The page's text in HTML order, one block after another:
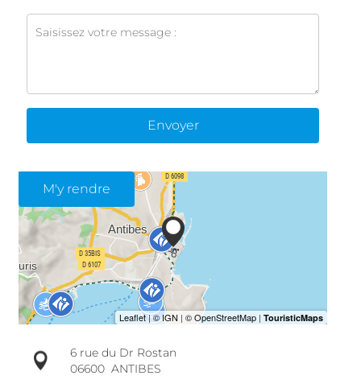
Envoyer
M'y rendre
6 rue du Dr Rostan
06600 ANTIBES